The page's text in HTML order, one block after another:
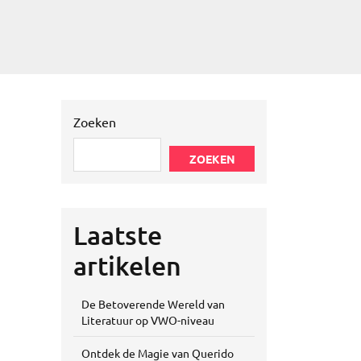
Zoeken
ZOEKEN
Laatste
artikelen
De Betoverende Wereld van
Literatuur op VWO-niveau
Ontdek de Magie van Querido